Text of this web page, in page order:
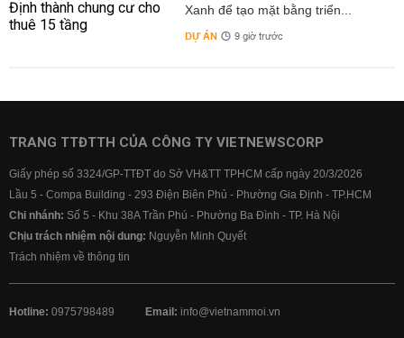
Xanh để tạo mặt bằng triển...
DỰ ÁN 9 giờ trước
TRANG TTĐTTH CỦA CÔNG TY VIETNEWSCORP
Giấy phép số 3324/GP-TTĐT do Sở VH&TT TPHCM cấp ngày 20/3/2026
Lầu 5 - Compa Building - 293 Điện Biên Phủ - Phường Gia Định - TP.HCM
Chi nhánh: Số 5 - Khu 38A Trần Phú - Phường Ba Đình - TP. Hà Nội
Chịu trách nhiệm nội dung: Nguyễn Minh Quyết
Trách nhiệm về thông tin
Hotline: 0975798489 Email: info@vietnammoi.vn